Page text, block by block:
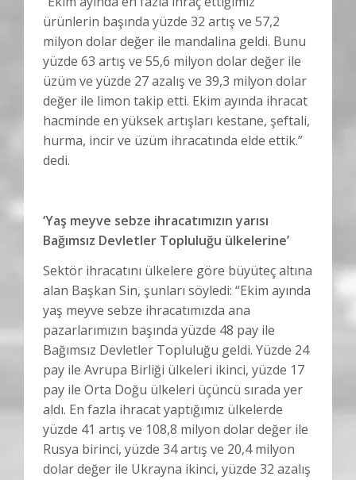
ürünlerin başında yüzde 32 artış ve 57,2
milyon dolar değer ile mandalina geldi. Bunu
yüzde 63 artış ve 55,6 milyon dolar değer ile
üzüm ve yüzde 27 azalış ve 39,3 milyon dolar
değer ile limon takip etti. Ekim ayında ihracat
hacminde en yüksek artışları kestane, şeftali,
hurma, incir ve üzüm ihracatında elde ettik.”
dedi.
‘Yaş meyve sebze ihracatımızın yarısı
Bağımsız Devletler Topluluğu ülkelerine’
Sektör ihracatını ülkelere göre büyüteç altına
alan Başkan Sin, şunları söyledi: “Ekim ayında
yaş meyve sebze ihracatımızda ana
pazarlarımızın başında yüzde 48 pay ile
Bağımsız Devletler Topluluğu geldi. Yüzde 24
pay ile Avrupa Birliği ülkeleri ikinci, yüzde 17
pay ile Orta Doğu ülkeleri üçüncü sırada yer
aldı. En fazla ihracat yaptığımız ülkelerde
yüzde 41 artış ve 108,8 milyon dolar değer ile
Rusya birinci, yüzde 34 artış ve 20,4 milyon
dolar değer ile Ukrayna ikinci, yüzde 32 azalış